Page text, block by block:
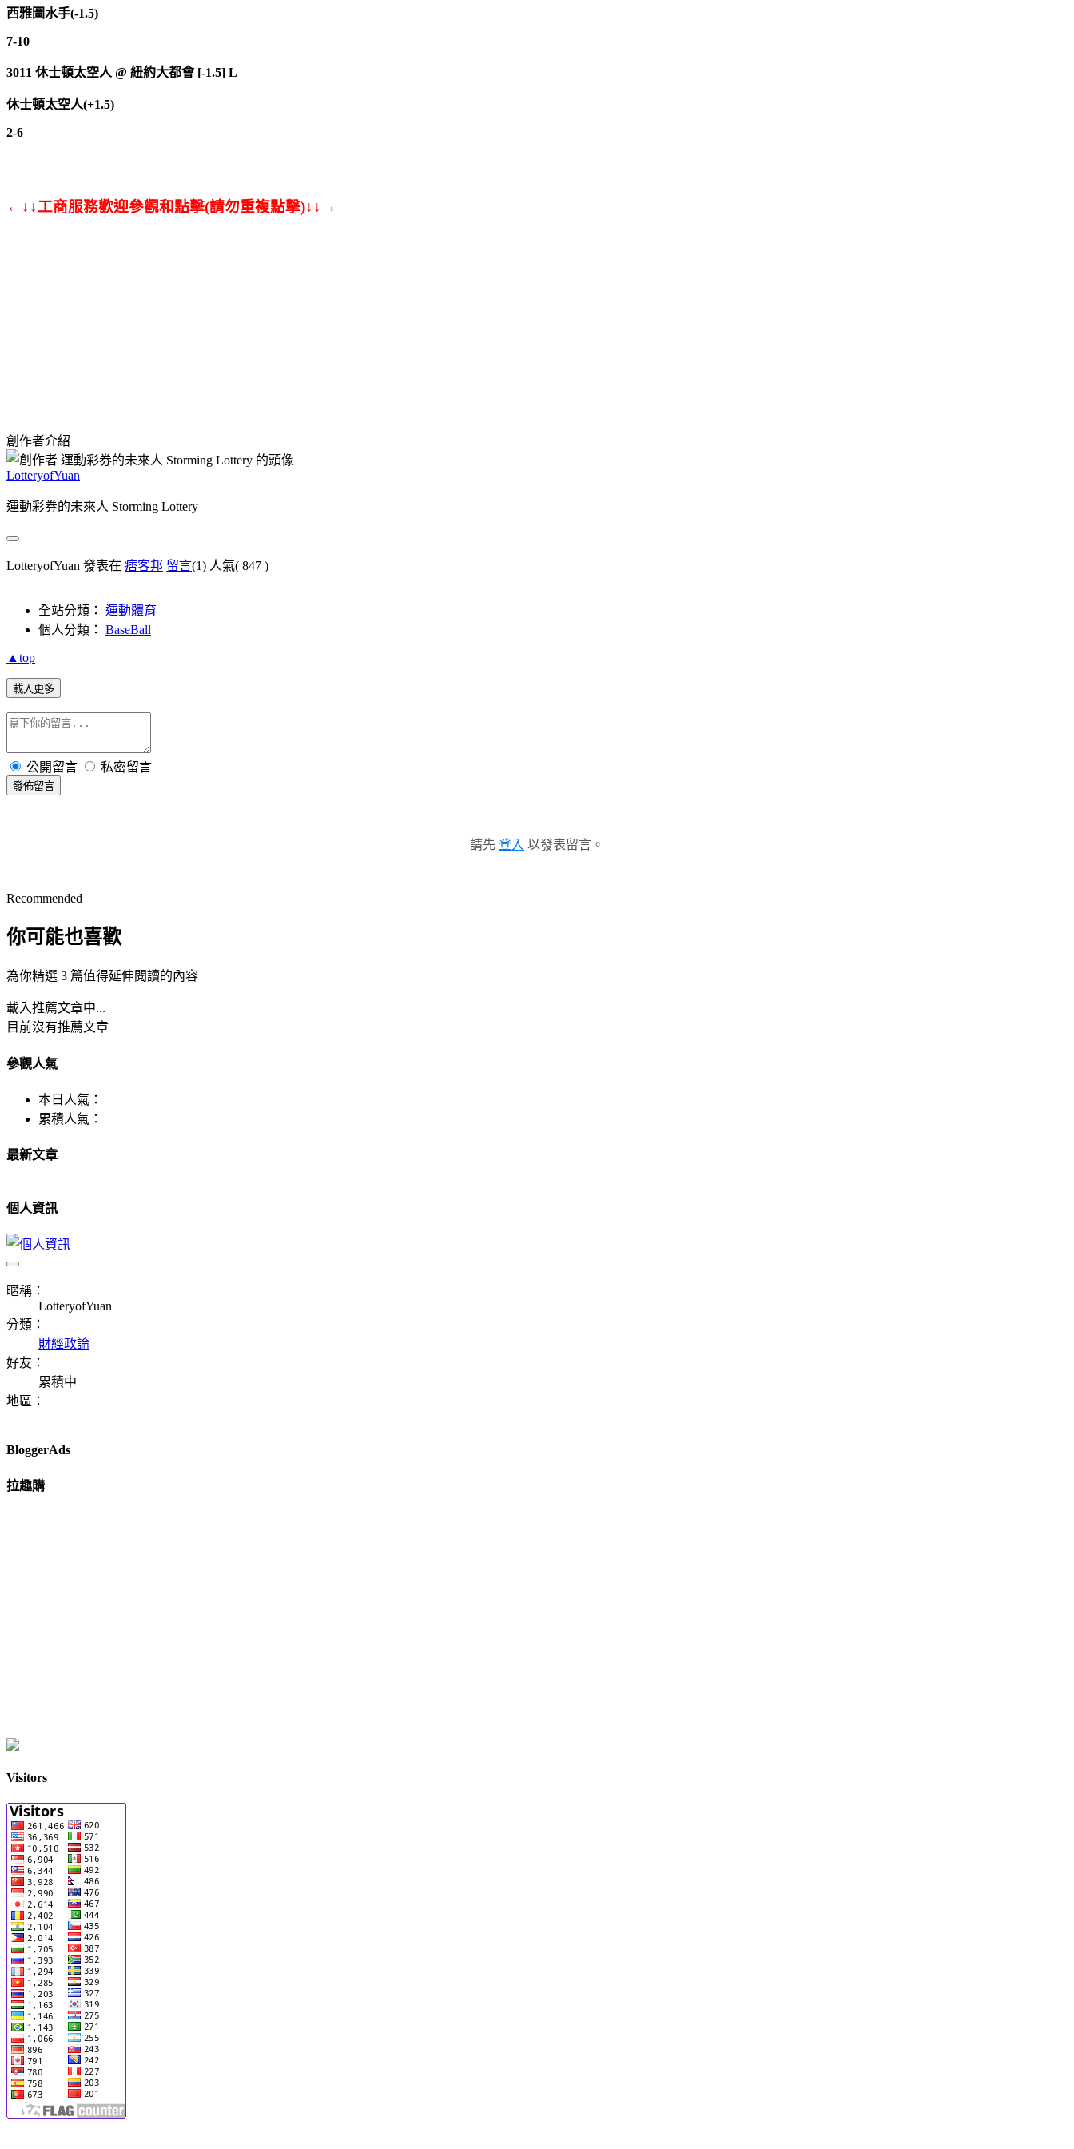
西雅圖水手(-1.5)
7-10
3011 休士頓太空人 @ 紐約大都會 [-1.5] L
休士頓太空人(+1.5)
2-6
←↓↓工商服務歡迎參觀和點擊(請勿重複點擊)↓↓→
創作者介紹
LotteryofYuan
運動彩券的未來人 Storming Lottery
LotteryofYuan 發表在 痞客邦 留言(1) 人氣( 847 )
全站分類： 運動體育
個人分類： BaseBall
▲top
載入更多
公開留言 私密留言
發佈留言
請先 登入 以發表留言。
Recommended
你可能也喜歡
為你精選 3 篇值得延伸閱讀的內容
載入推薦文章中...
目前沒有推薦文章
參觀人氣
本日人氣：
累積人氣：
最新文章
個人資訊
暱稱：
LotteryofYuan
分類：
財經政論
好友：
累積中
地區：
BloggerAds
拉趣購
Visitors